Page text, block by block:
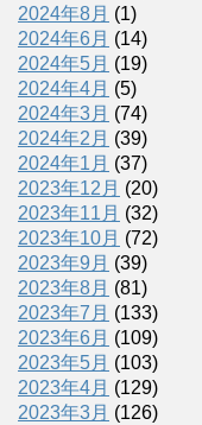
2024年8月 (1)
2024年6月 (14)
2024年5月 (19)
2024年4月 (5)
2024年3月 (74)
2024年2月 (39)
2024年1月 (37)
2023年12月 (20)
2023年11月 (32)
2023年10月 (72)
2023年9月 (39)
2023年8月 (81)
2023年7月 (133)
2023年6月 (109)
2023年5月 (103)
2023年4月 (129)
2023年3月 (126)